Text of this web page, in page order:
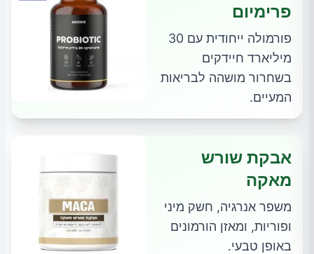
פרימיום
פורמולה ייחודית עם 30
מיליארד חיידקים
בשחרור מושהה לבריאות
המעיים.
אבקת שורש
מאקה
משפר אנרגיה, חשק מיני
ופוריות, ומאזן הורמונים
באופן טבעי.